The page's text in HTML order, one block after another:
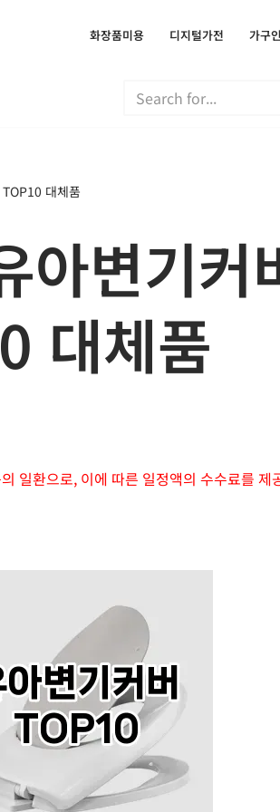
화장품미용 디지털가전 가구
대체품
아변기커
대체품
일환으로, 이에 따른 일정액의 수수료를 제